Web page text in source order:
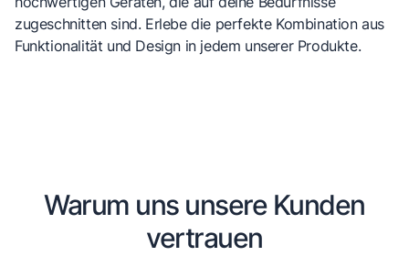
zugeschnitten sind. Erlebe die perfekte Kombination aus
Funktionalität und Design in jedem unserer Produkte.
Warum uns unsere Kunden
vertrauen